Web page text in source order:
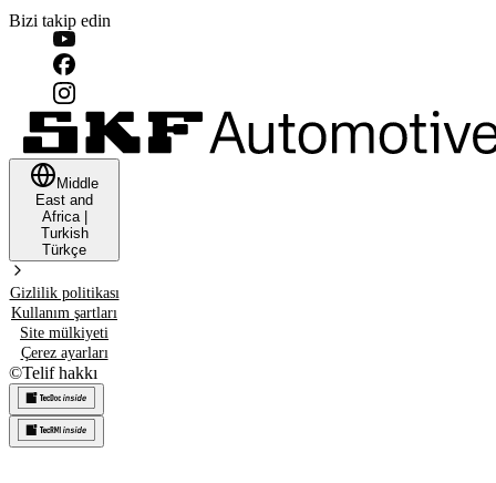
Bizi takip edin
Middle
East and
Africa|
Turkish
Türkçe
Gizlilik politikası
Kullanım şartları
Site mülkiyeti
Çerez ayarları
©Telif hakkı